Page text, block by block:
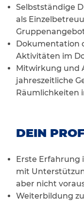
Selbstständige
als
Dokumentation
Aktivitäten im
Mitwirkung und
jahreszeitliche
Räumlichkeiten
DEIN
Erste Erfahrung
mit
aber nicht
Weiterbildung